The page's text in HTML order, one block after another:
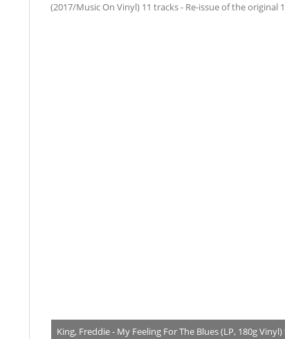
(2017/Music On Vinyl) 11 tracks - Re-issue of the
King, Freddie - My Feeling For The Blues (LP, 180g Vinyl)